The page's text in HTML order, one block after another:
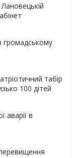
громадському
табір
100 дітей
аварії в